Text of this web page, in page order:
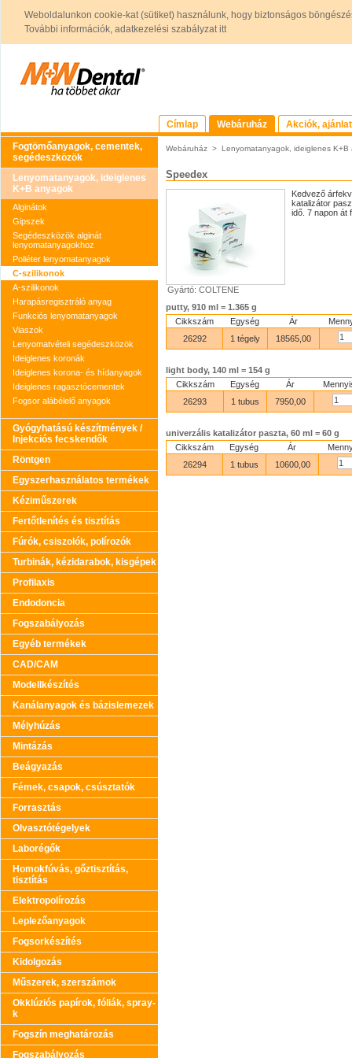
Weboldalunkon cookie-kat (sütiket) használunk, hogy biztonságos
További információk, adatkezelési szabályzat itt
Címlap Webáruház
Akciók,
Fogtömőanyagok, cementek,
segédeszközök
Lenyomatanyagok, ideiglenes
K+B anyagok
Alginátok
Gipszek
Segédeszközök alginát
lenyomatanyagokhoz
Poliéter lenyomatanyagok
C-szilikonok
A-szilikonok
Harapásregisztráló anyag
Funkciós lenyomatanyagok
Viaszok
Lenyomatvételi segédeszközök
Ideiglenes koronák
Ideiglenes korona- és hídanyagok
Ideiglenes ragasztócementek
Fogsor alábélelő anyagok
Gyógyhatású készítmények /
Injekciós fecskendők
Röntgen
Egyszerhasználatos termékek
Kéziműszerek
Fertőtlenítés és tisztítás
Fúrók, csiszolók, polírozók
Turbinák, kézidarabok, kisgépek
Profilaxis
Endodoncia
Fogszabályozás
Egyéb termékek
CAD/CAM
Modellkészítés
Kanálanyagok és bázislemezek
Mélyhúzás
Mintázás
Beágyazás
Fémek, csapok, csúsztatók
Forrasztás
Olvasztótégelyek
Laborégők
Homokfúvás, gőztisztítás,
tisztítás
Elektropolírozás
Leplezőanyagok
Fogsorkészítés
Kidolgozás
Műszerek, szerszámok
Okklúziós papírok, fóliák, spray-
k
Fogszín meghatározás
Fogszabályozás
Webáruház > Lenyomatanyagok, ideiglenes K+B
Speedex
Gyártó: COLTENE
Kedvező
katalizátor
idő. 7 napon át
putty, 910 ml = 1.365 g
Cikkszám
Egység Ár
26292
1 tégely 18565,00
light body, 140 ml = 154 g
Cikkszám
Egység Ár
26293
1 tubus 7950,00
univerzális katalizátor paszta, 60 ml = 60 g
Cikkszám
Egység Ár
26294
1 tubus 10600,00